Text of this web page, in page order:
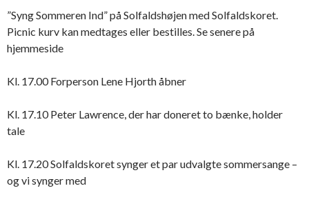
”Syng Sommeren Ind” på Solfaldshøjen med Solfaldskoret.
Picnic kurv kan medtages eller bestilles. Se senere på
hjemmeside
Kl. 17.00 Forperson Lene Hjorth åbner
Kl. 17.10 Peter Lawrence, der har doneret to bænke, holder
tale
Kl. 17.20 Solfaldskoret synger et par udvalgte sommersange –
og vi synger med